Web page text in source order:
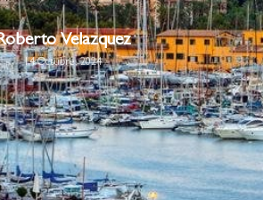
Velazquez
14 Octubre, 2024